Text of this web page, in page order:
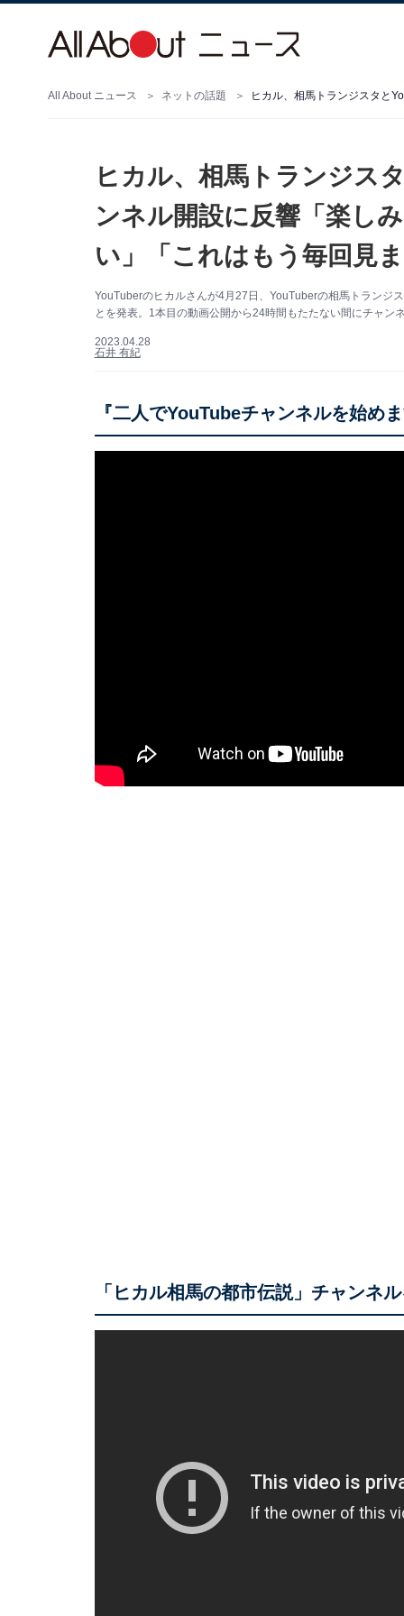
All About ニュース ネットの話題
ヒカル、相馬トランジス
ンネル開設に反響「楽し
い」「これはもう毎回見
YouTuberのヒカルさんが4月27日、YouTuberの相馬トランジ
とを発表。1本目の動画公開から24時間もたたない間にチャ
2023.04.28
石井 有紀
『二人でYouTubeチャンネルを始め
「ヒカル相馬の都市伝説」チャンネ